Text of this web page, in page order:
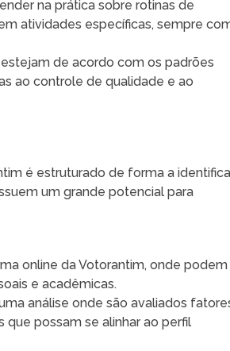
na prática sobre rotinas de
atividades específicas, sempre
de acordo com os padrões
ao controle de qualidade e ao
é estruturado de forma a
um grande potencial para
online da Votorantim, onde podem
e acadêmicas.
análise onde são avaliados
possam se alinhar ao perfil